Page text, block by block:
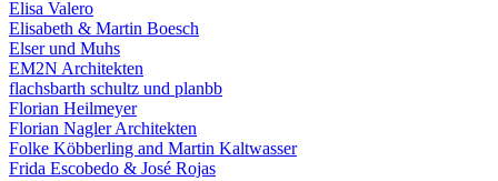
Elisa Valero
Elisabeth & Martin Boesch
Elser und Muhs
EM2N Architekten
flachsbarth schultz und planbb
Florian Heilmeyer
Florian Nagler Architekten
Folke Köbberling and Martin Kaltwasser
Frida Escobedo & José Rojas